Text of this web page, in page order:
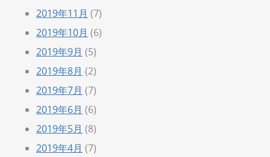
2019年11月 (7)
2019年10月 (6)
2019年9月 (5)
2019年8月 (2)
2019年7月 (7)
2019年6月 (6)
2019年5月 (8)
2019年4月 (7)